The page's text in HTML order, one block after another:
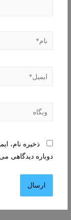
نام*
ایمیل*
ذخیره نام،
دوباره دیدگاهی